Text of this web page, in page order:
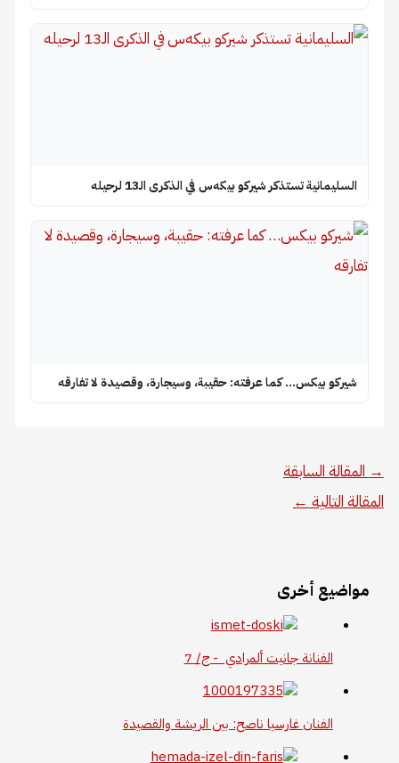
السليمانية تستذكر شيركو بيكه‌س في الذكرى الـ13 لرحيله
شيركو بيكس… كما عرفته: حقيبة، وسيجارة، وقصيدة لا تفارقه
→ المقالة السابقة
المقالة التالية ←
مواضيع أخرى
الفنانة جانيت ألمرادي - ج/ 7
الفنان غارسيا ناصح: بين الريشة والقصيدة